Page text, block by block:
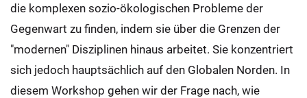
die komplexen sozio-ökologischen Probleme der
Gegenwart zu finden, indem sie über die Grenzen der
"modernen" Disziplinen hinaus arbeitet. Sie konzentriert
sich jedoch hauptsächlich auf den Globalen Norden. In
diesem Workshop gehen wir der Frage nach, wie